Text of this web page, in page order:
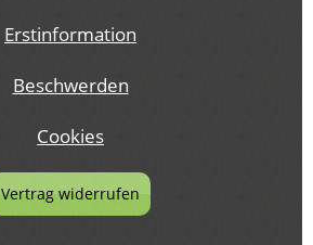
Erstinformation
Beschwerden
Cookies
Vertrag widerrufen